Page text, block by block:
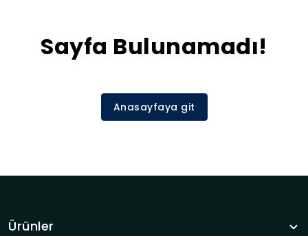
Sayfa Bulunamadı!
Anasayfaya git
Ürünler